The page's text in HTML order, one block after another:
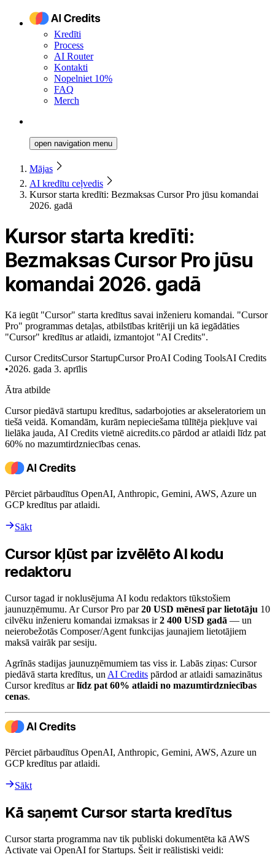
Kredīti
Process
AI Router
Kontakti
Nopelniet 10%
FAQ
Merch
open navigation menu
Mājas
AI kredītu ceļvedis
Kursor starta kredīti: Bezmaksas Cursor Pro jūsu komandai
2026. gadā
Kursor starta kredīti:
Bezmaksas Cursor Pro jūsu
komandai 2026. gadā
Kā iegūt "Cursor" starta kredītus savai inženieru komandai. "Cursor
Pro" programmas detaļas, atbilstības kritēriji un kā iegādāties
"Cursor" kredītus ar atlaidi, izmantojot "AI Credits".
Cursor CreditsCursor StartupCursor ProAI Coding ToolsAI Credits
•2026. gada 3. aprīlis
Ātra atbilde
Cursor piedāvā startupu kredītus, sadarbojoties ar akseleratoriem un
tiešā veidā. Komandām, kurām nepieciešama tūlītēja piekļuve vai
lielāka jauda, AI Credits vietnē aicredits.co pārdod ar atlaidi līdz pat
60% no mazumtirdzniecības cenas.
Pērciet pārbaudītus OpenAI, Anthropic, Gemini, AWS, Azure un
GCP kredītus par atlaidi.
Sākt
Cursor kļūst par izvēlēto AI kodu
redaktoru
Cursor tagad ir noklusējuma AI kodu redaktors tūkstošiem
jaunuzņēmumu. Ar Cursor Pro par20 USD mēnesī par lietotāju 10
cilvēku inženieru komandai izmaksas ir2 400 USD gadā — un
neierobežotās Composer/Agent funkcijas jaunajiem lietotājiem
maksā vairāk par sesiju.
Agrīnās stadijas jaunuzņēmumiem tas viss ir. Labās ziņas: Cursor
piedāvā starta kredītus, un AI Credits pārdod ar atlaidi samazinātus
Cursor kredītus arlīdz pat 60% atlaidi no mazumtirdzniecības
cenas.
Pērciet pārbaudītus OpenAI, Anthropic, Gemini, AWS, Azure un
GCP kredītus par atlaidi.
Sākt
Kā saņemt Cursor starta kredītus
Cursor starta programma nav tik publiski dokumentēta kā AWS
Activate vai OpenAI for Startups. Šeit ir reālistiski veidi: